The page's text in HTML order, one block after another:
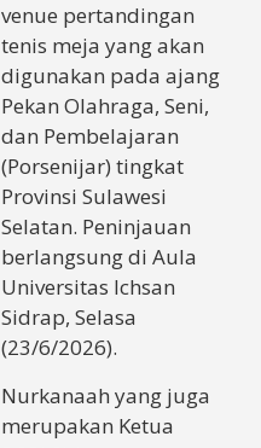
venue pertandingan
tenis meja yang akan
digunakan pada ajang
Pekan Olahraga, Seni,
dan Pembelajaran
(Porsenijar) tingkat
Provinsi Sulawesi
Selatan. Peninjauan
berlangsung di Aula
Universitas Ichsan
Sidrap, Selasa
(23/6/2026).
Nurkanaah yang juga
merupakan Ketua